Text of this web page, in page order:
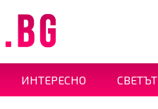
ИНТЕРЕСНО СВЕТЪТ